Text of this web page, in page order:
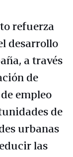
refuerza
desarrollo
a través
de
empleo
de
urbanas
las